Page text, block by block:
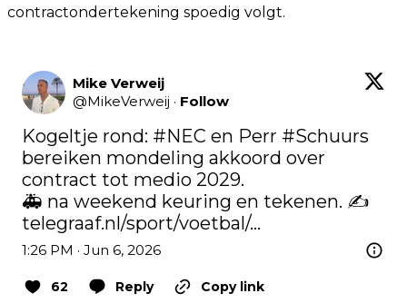
contractondertekening spoedig volgt.
Mike Verweij
@MikeVerweij · Follow
Kogeltje rond: #NEC en Perr #Schuurs
bereiken mondeling akkoord over
contract tot medio 2029.
telegraaf.nl/sport/voetbal/…
1:26 PM · Jun 6, 2026
62 Reply Copy link